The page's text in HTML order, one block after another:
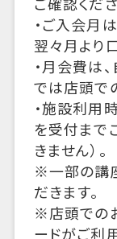
・ご入会月
翌々月より
・月会費は
では店頭で
・施設利用
を受付まで
きません）。
※一部の講
だきます。
※店頭での
ードがご利